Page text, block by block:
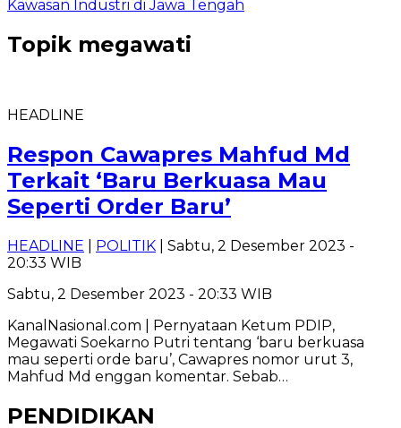
Kawasan Industri di Jawa Tengah
Topik megawati
HEADLINE
Respon Cawapres Mahfud Md
Terkait ‘Baru Berkuasa Mau
Seperti Order Baru’
HEADLINE POLITIK | Sabtu, 2 Desember 2023 -
20:33 WIB
Sabtu, 2 Desember 2023 - 20:33 WIB
KanalNasional.com | Pernyataan Ketum PDIP,
Megawati Soekarno Putri tentang ‘baru berkuasa
mau seperti orde baru’, Cawapres nomor urut 3,
Mahfud Md enggan komentar. Sebab…
PENDIDIKAN